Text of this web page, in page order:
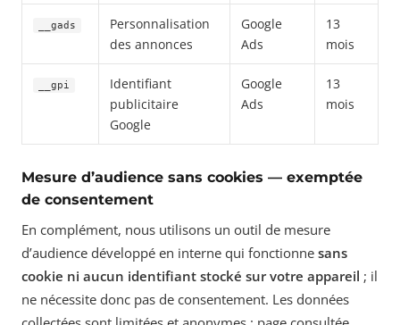
__gads
Personnalisation
des annonces
Google
Ads
13
mois
__gpi
Identifiant
publicitaire
Google
Google
Ads
13
mois
Mesure d’audience sans cookies — exemptée
de consentement
En complément, nous utilisons un outil de mesure
d’audience développé en interne qui fonctionne sans
cookie ni aucun identifiant stocké sur votre appareil ; il
ne nécessite donc pas de consentement. Les données